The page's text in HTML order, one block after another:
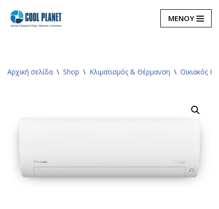
Μεταπηδήστε
ΜΕΝΟΥ
Αρχική σελίδα \ Shop \ Κλιματισμός & Θέρμανση \ Οικιακός